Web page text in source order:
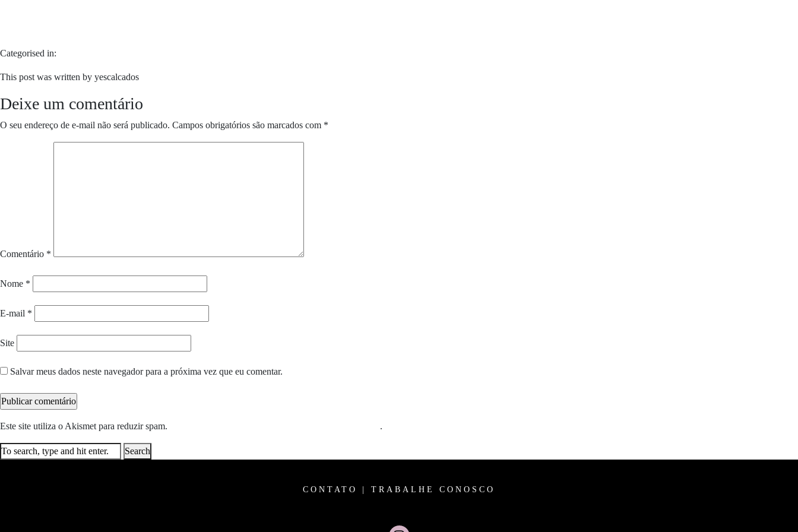
Categorised in:
This post was written by yescalcados
Deixe um comentário
O seu endereço de e-mail não será publicado. Campos obrigatórios são marcados com *
Comentário *
Nome *
E-mail *
Site
Salvar meus dados neste navegador para a próxima vez que eu comentar.
Este site utiliza o Akismet para reduzir spam. .
Search
CONTATO TRABALHE CONOSCO